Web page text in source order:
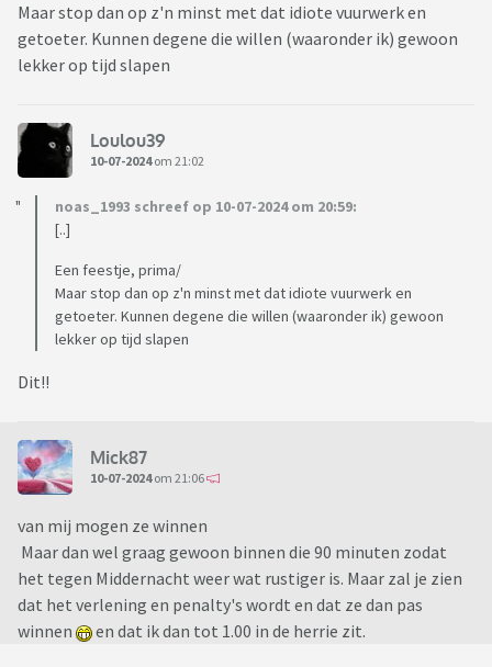
Maar stop dan op z'n minst met dat idiote vuurwerk en
getoeter. Kunnen degene die willen (waaronder ik) gewoon
lekker op tijd slapen
Loulou39
10-07-2024om 21:02
noas_1993 schreef op 10-07-2024 om 20:59:
[..]
Een feestje, prima/
Maar stop dan op z'n minst met dat idiote vuurwerk en
getoeter. Kunnen degene die willen (waaronder ik) gewoon
lekker op tijd slapen
Dit!!
Mick87
10-07-2024om 21:06
van mij mogen ze winnen
Maar dan wel graag gewoon binnen die 90 minuten zodat
het tegen Middernacht weer wat rustiger is. Maar zal je zien
dat het verlening en penalty's wordt en dat ze dan pas
winnen
en dat ik dan tot 1.00 in de herrie zit.